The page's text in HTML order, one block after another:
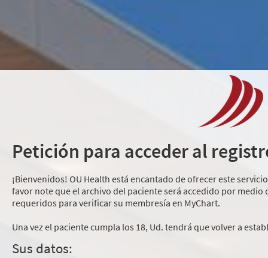
Petición para acceder al
¡Bienvenidos! OU Health está encantado de ofrecer este
favor note que el archivo del paciente será accedido por
requeridos para verificar su membresía en MyChart.
Una vez el paciente cumpla los 18, Ud. tendrá que volver a
Sus datos: